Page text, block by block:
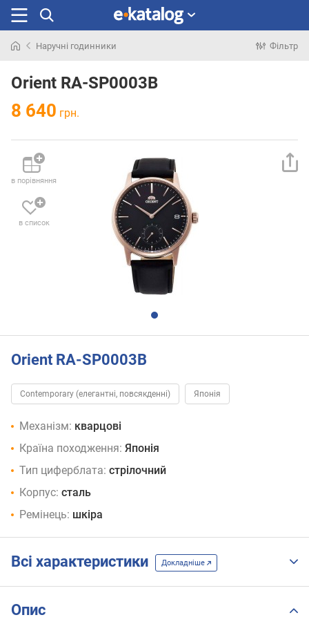
раніше
Наручні годинники Фільтр
Orient RA-SP0003B
8 640 грн.
в порівняння
в список
Orient RA-SP0003B
Contemporary (елегантні, повсякденні) Японія
Механізм: кварцові
Країна походження: Японія
Тип циферблата: стрілочний
Корпус: сталь
Ремінець: шкіра
Всі характеристики Докладніше
Опис